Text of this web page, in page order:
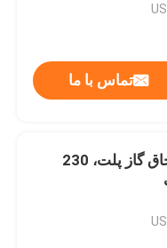
تماس با ما
لوازم جانبی اجاق گاز پلت، 230